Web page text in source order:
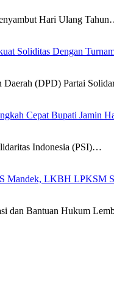
Hari Ulang
Soliditas Dengan
(DPD) Partai
Cepat Bupati Jamin
Indonesia (PSI)…
Mandek, LKBH LPKSM
dan Bantuan Hukum